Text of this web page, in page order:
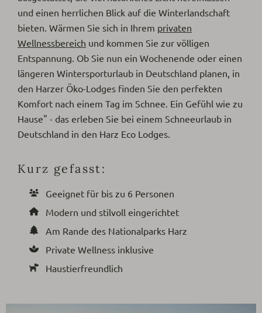
und einen herrlichen Blick auf die Winterlandschaft
bieten. Wärmen Sie sich in Ihrem privaten
Wellnessbereich und kommen Sie zur völligen
Entspannung. Ob Sie nun ein Wochenende oder einen
längeren Wintersporturlaub in Deutschland planen, in
den Harzer Öko-Lodges finden Sie den perfekten
Komfort nach einem Tag im Schnee. Ein Gefühl wie zu
Hause" - das erleben Sie bei einem Schneeurlaub in
Deutschland in den Harz Eco Lodges.
Kurz gefasst:
Geeignet für bis zu 6 Personen
Modern und stilvoll eingerichtet
Am Rande des Nationalparks Harz
Private Wellness inklusive
Haustierfreundlich